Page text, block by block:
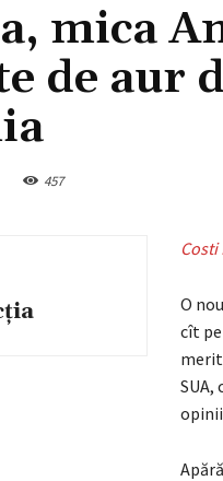
mica
de aur
457
Costi
O
cît
SUA,